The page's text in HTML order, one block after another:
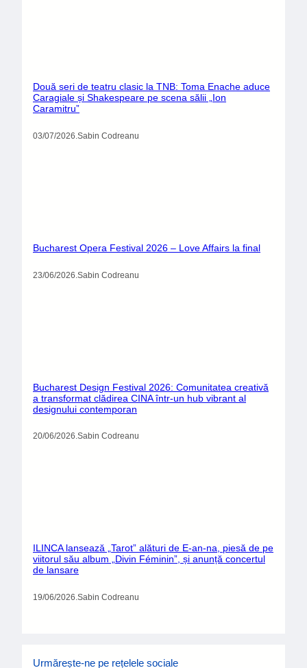
Două seri de teatru clasic la TNB: Toma Enache aduce
Caragiale și Shakespeare pe scena sălii „Ion
Caramitru”
03/07/2026.Sabin Codreanu
Bucharest Opera Festival 2026 – Love Affairs la final
23/06/2026 Sabin Codreanu
Bucharest Design Festival 2026: Comunitatea creativă
a transformat clădirea CINA într-un hub vibrant al
designului contemporan
20/06/2026.Sabin Codreanu
ILINCA lansează „Tarot” alături de E-an-na, piesă de pe
viitorul său album „Divin Féminin”, și anunță concertul
de lansare
19/06/2026.Sabin Codreanu
Urmărește-ne pe rețelele sociale